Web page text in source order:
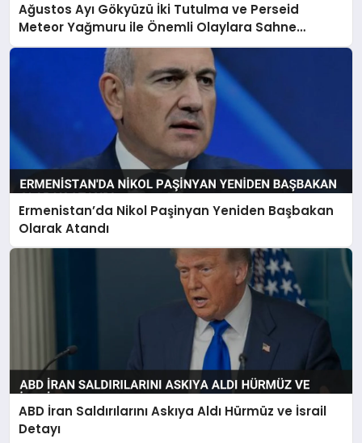
Ağustos Ayı Gökyüzü İki Tutulma ve Perseid
Meteor Yağmuru ile Önemli Olaylara Sahne
Olacak
Ermenistan’da Nikol Paşinyan Yeniden Başbakan
Olarak Atandı
ABD İran Saldırılarını Askıya Aldı Hürmüz ve İsrail
Detayı